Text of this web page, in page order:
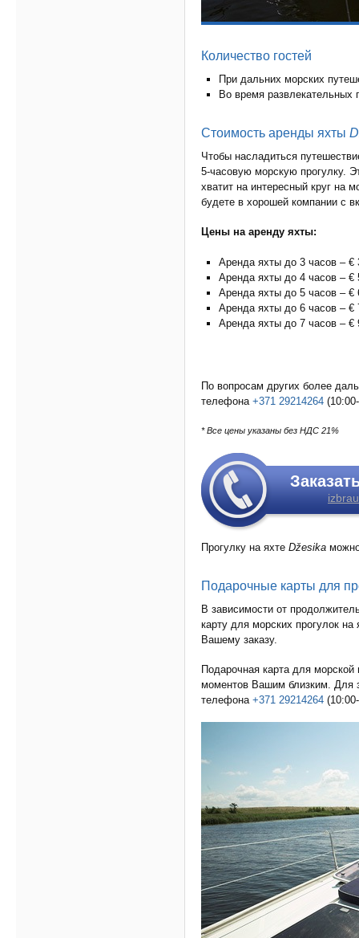
Количество гостей
При дальних морских
Во время развлекательных
Стоимость аренды яхты
Чтобы насладиться
5-часовую морскую прогулку.
хватит на интересный круг на
будете в хорошей компании с
Цены на аренду яхты:
Аренда яхты до 3 часов – €
Аренда яхты до 4 часов – €
Аренда яхты до 5 часов – €
Аренда яхты до 6 часов – €
Аренда яхты до 7 часов – €
По вопросам других более
телефона +371 29214264
* Все цены указаны без НДС 21%
Прогулку на яхте Džesika
Подарочные карты для
В зависимости от
карту для морских прогулок
Вашему заказу.
Подарочная карта для морской
моментов Вашим близким. Для
телефона +371 29214264